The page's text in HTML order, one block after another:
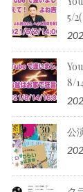
5/
8/
公